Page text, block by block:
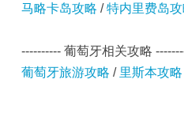
马略卡岛攻略 /特内里费岛攻
---------- 葡萄牙相关攻略
葡萄牙旅游攻略 / 里斯本攻略